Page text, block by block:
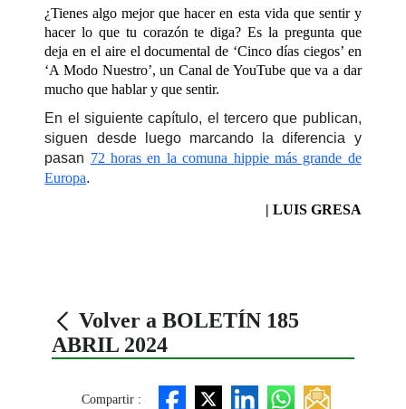
¿Tienes algo mejor que hacer en esta vida que sentir y
hacer lo que tu corazón te diga? Es la pregunta que
deja en el aire el documental de ‘Cinco días ciegos’en
‘A Modo Nuestro’, un Canal de YouTube que va a dar
mucho que hablar y que sentir.
En el siguiente capítulo, el tercero que publican,
siguen desde luego marcando la diferencia y
pasan 72 horas en la comuna hippie más grande de
Europa.
| LUIS GRESA
Volver a BOLETÍN 185
ABRIL 2024
Compartir :